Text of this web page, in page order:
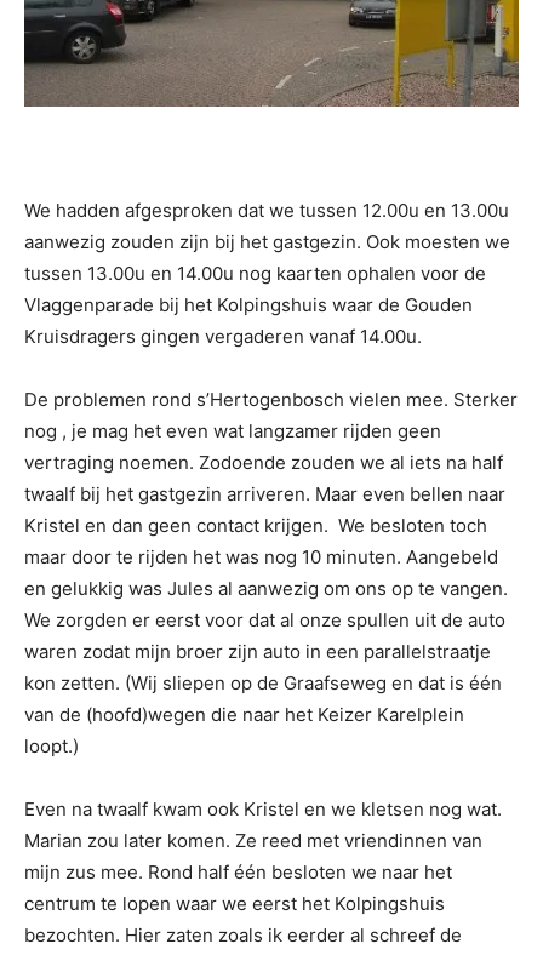
We hadden afgesproken dat we tussen 12.00u en 13.00u
aanwezig zouden zijn bij het gastgezin. Ook moesten we
tussen 13.00u en 14.00u nog kaarten ophalen voor de
Vlaggenparade bij het Kolpingshuis waar de Gouden
Kruisdragers gingen vergaderen vanaf 14.00u.
De problemen rond s’Hertogenbosch vielen mee. Sterker
nog , je mag het even wat langzamer rijden geen
vertraging noemen. Zodoende zouden we al iets na half
twaalf bij het gastgezin arriveren. Maar even bellen naar
Kristel en dan geen contact krijgen. We besloten toch
maar door te rijden het was nog 10 minuten. Aangebeld
en gelukkig was Jules al aanwezig om ons op te vangen.
We zorgden er eerst voor dat al onze spullen uit de auto
waren zodat mijn broer zijn auto in een parallelstraatje
kon zetten. (Wij sliepen op de Graafseweg en dat is één
van de (hoofd)wegen die naar het Keizer Karelplein
loopt.)
Even na twaalf kwam ook Kristel en we kletsen nog wat.
Marian zou later komen. Ze reed met vriendinnen van
mijn zus mee. Rond half één besloten we naar het
centrum te lopen waar we eerst het Kolpingshuis
bezochten. Hier zaten zoals ik eerder al schreef de